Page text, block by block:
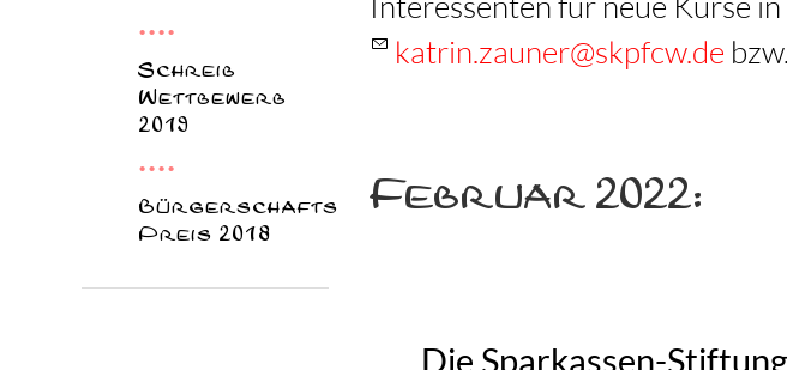
Schreib
Wettbewerb
2019
Bürgerschafts
Preis 2018
katrin.zauner@skpfcw.de
Februar 2022:
Die Sparkassen-